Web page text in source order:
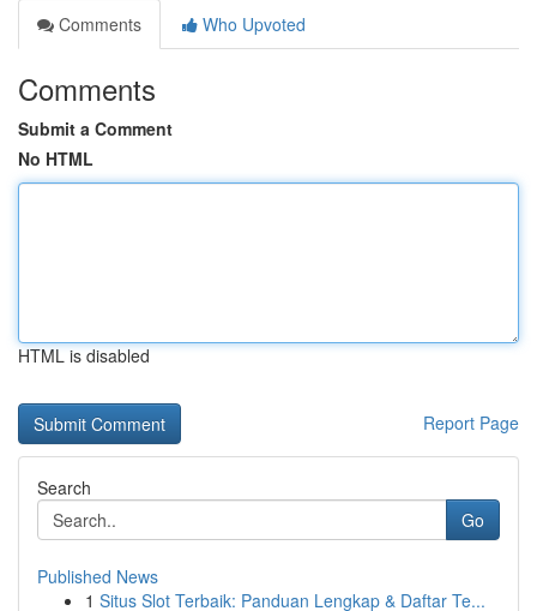
Comments
Who Upvoted
Comments
Submit a Comment
No HTML
HTML is disabled
Report Page
Search
Go
Published News
1 Situs Slot Terbaik: Panduan Lengkap & Daftar Te...